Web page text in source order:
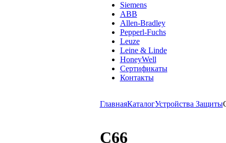
Siemens
ABB
Allen-Bradley
Pepperl-Fuchs
Leuze
Leine & Linde
HoneyWell
Сертификаты
Контакты
ГлавнаяКаталогУстройства Защиты
C66